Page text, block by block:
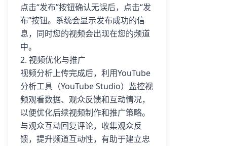
点击“发布”按钮确认无误后，点击“发
布”按钮。系统会显示发布成功的信
息，同时您的视频会出现在您的频道
中。
2. 视频优化与推广
视频分析上传完成后，利用YouTube
分析工具（YouTube Studio）监控视
频观看数据、观众反馈和互动情况，
以便优化后续视频制作和推广策略。
与观众互动回复评论，收集观众反
馈，提升频道互动性，有助于建立忠